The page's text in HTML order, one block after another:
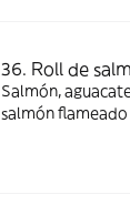
36. Roll de
Salmón,
salmón